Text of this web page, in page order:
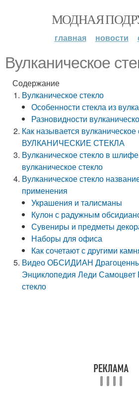
МОДНАЯ
главная новости
Вулканическое
Содержание
Вулканическое стекло
Особенности стекла из
Разновидности
Как называется вулканическое
ВУЛКАНИЧЕСКИЕ СТЕКЛА
Вулканическое стекло в
вулканическое стекло
Вулканическое стекло
применения
Украшения и талисманы
Кулон с радужным
Сувениры и предметы
Наборы для офиса
Как сочетают с другими
Видео ОБСИДИАН
Энциклопедия Леди Самоцвет
стекло